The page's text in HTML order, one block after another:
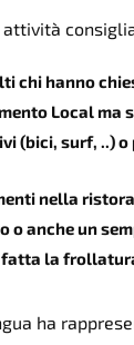
attività
chi hanno
Local ma
(bici, surf, ..)
nella
o anche un
fatta la
ha